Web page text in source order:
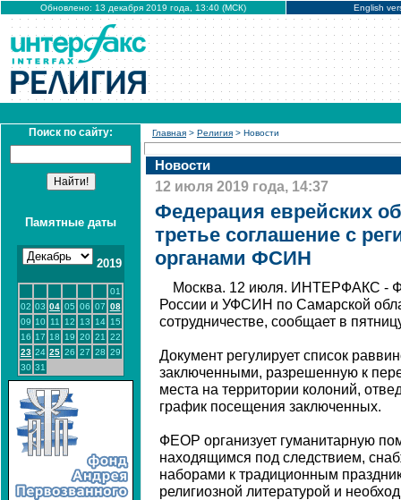
Обновлено: 13 декабря 2019 года, 13:40 (МСК) English
Поиск по сайту:
Памятные даты
2019
01
02 03 04 05 06 07 08
09 10 11 12 13 14 15
16 17 18 19 20 21
22
23 24 25 26 27 28 29
30 31
Главная > Религия > Новости
Новости
12 июля 2019 года, 14:37
Федерация еврейских
третье соглашение с
органами ФСИН
Москва. 12 июля. ИНТЕРФАКС -
России и УФСИН по Самарской
сотрудничестве, сообщает в
Документ регулирует список
заключенными, разрешенную к
места на территории колоний,
график посещения заключенных.
ФЕОР организует гуманитарную
находящимся под следствием,
наборами к традиционным
религиозной литературой и